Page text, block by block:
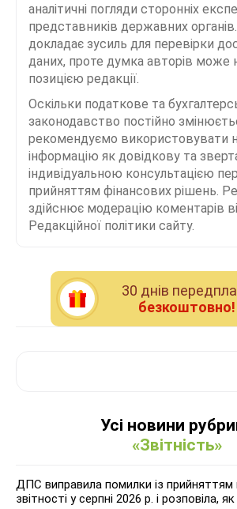
аналітичні погляди сторонніх
представників державних
докладає зусиль для перевірки
даних, проте думка авторів може
позицією редакції.
Оскільки податкове та
законодавство постійно
рекомендуємо використовувати
інформацію як довідкову та
індивідуальною консультацією
прийняттям фінансових рішень.
здійснює модерацію коментарів
Редакційної політики сайту.
30 днiв
безкоштовно!
Усі новини
«Звітність»
ДПС виправила помилки із прийняттям
звітності у серпні 2026 р. і розповіла,